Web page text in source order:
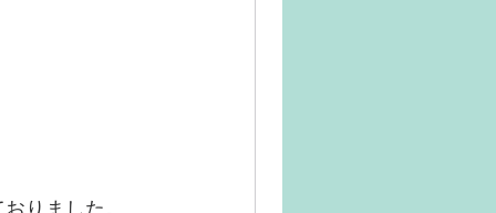
りました。